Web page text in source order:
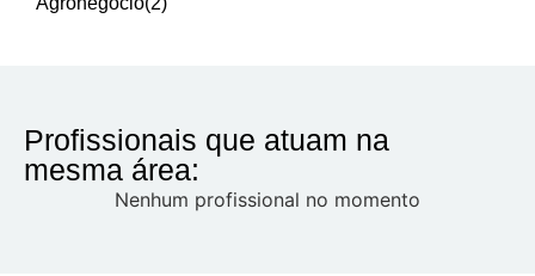
Profissionais que atuam na
mesma área:
Nenhum profissional no momento